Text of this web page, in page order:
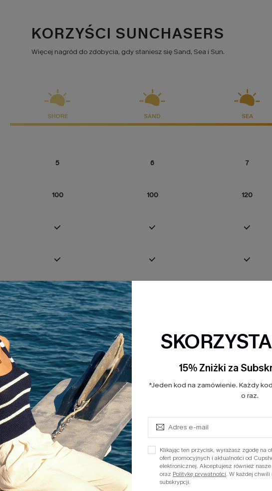
KORZYŚCI SUNCHASERS
Więcej nagród do zdobycia, gdy staniesz się Sand, Sea i Sun.
SHORE
5
100
SAND
6
100
SEA
7
120
15% Zniżki za
*Jeden kod na zamówienie. Każdy
o raz.
Klikając ten przycisk, wyrażasz zgodę na
ofert promocyjnych i aktualności od
elektronicznej. Akceptujesz również nasze
oraz Politykę prywatności. W każdej
subskrypcji.